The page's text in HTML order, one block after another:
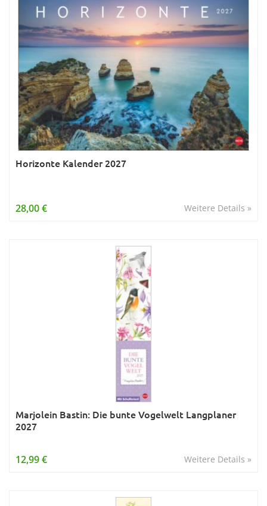
Horizonte Kalender 2027
Weitere Details »
28,00 €
Marjolein Bastin: Die bunte Vogelwelt Langplaner
2027
Weitere Details »
12,99 €